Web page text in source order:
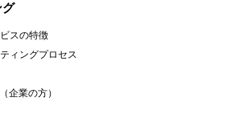
グ
スの特徴
ィングプロセス
企業の方）